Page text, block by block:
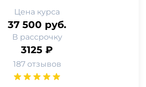
Цена курса
37 500 руб.
В рассрочку
3125 ₽
187 отзывов